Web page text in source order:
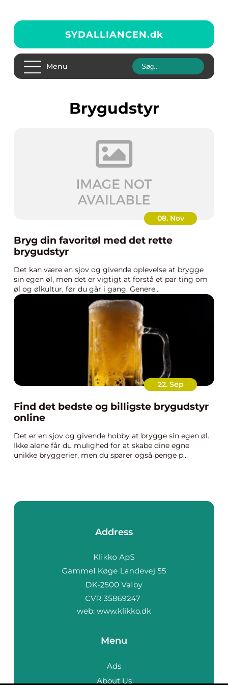
SYDALLIANCEN.dk
Menu
brygudstyr
08. Nov
Bryg din favoritøl med det rette
brygudstyr
Det kan være en sjov og givende oplevelse at brygge
sin egen øl, men det er vigtigt at forstå et par ting om
øl og ølkultur, før du går i gang. Genere...
22. Sep
Find det bedste og billigste brygudstyr
online
Det er en sjov og givende hobby at brygge sin egen øl.
Ikke alene får du mulighed for at skabe dine egne
unikke bryggerier, men du sparer også penge p...
Address
web: www.klikko.dk
Menu
Ads
About Us